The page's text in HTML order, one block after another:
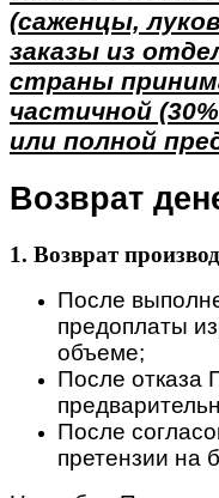
(саженцы,
заказы из
страны
частичной
или полной
Возврат
1. Возврат
После
предоплаты
объеме;
После отказа
После
претензии на